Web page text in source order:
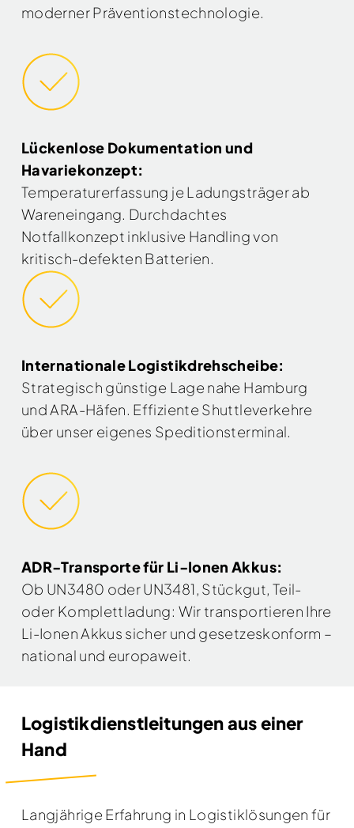
moderner Präventionstechnologie.
Lückenlose Dokumentation und
Havariekonzept:
Temperaturerfassung je Ladungsträger ab
Wareneingang. Durchdachtes
Notfallkonzept inklusive Handling von
kritisch-defekten Batterien.
Internationale Logistikdrehscheibe:
Strategisch günstige Lage nahe Hamburg
und ARA-Häfen. Effiziente Shuttleverkehre
über unser eigenes Speditionsterminal.
ADR-Transporte für Li-Ionen Akkus:
Ob UN3480 oder UN3481, Stückgut, Teil-
oder Komplettladung: Wir transportieren Ihre
Li-Ionen Akkus sicher und gesetzeskonform –
national und europaweit.
Logistikdienstleitungen aus einer
Hand
Langjährige Erfahrung in Logistiklösungen für